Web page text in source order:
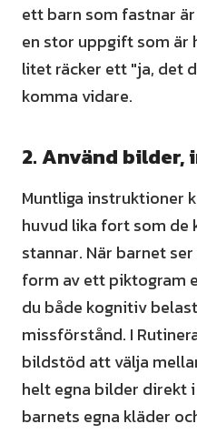
ett barn som fastnar
en stor uppgift som är
litet räcker ett "ja, det
komma vidare.
2. Använd bilder,
Muntliga instruktioner
huvud lika fort som de
stannar. När barnet
form av ett piktogram
du både kognitiv
missförstånd. I
bildstöd att välja
helt egna bilder direkt
barnets egna kläder